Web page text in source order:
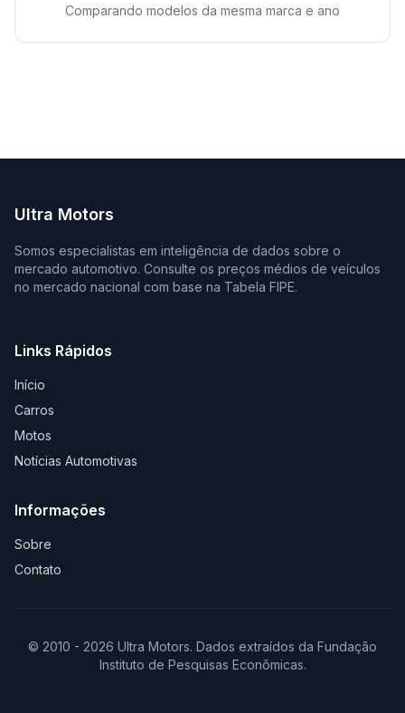
Comparando modelos da mesma marca e ano
Ultra Motors
Somos especialistas em inteligência de dados sobre o
mercado automotivo. Consulte os preços médios de veículos
no mercado nacional com base na Tabela FIPE.
Links Rápidos
Início
Carros
Motos
Notícias Automotivas
Informações
Sobre
Contato
© 2010 - 2026 Ultra Motors. Dados extraídos da Fundação
Instituto de Pesquisas Econômicas.